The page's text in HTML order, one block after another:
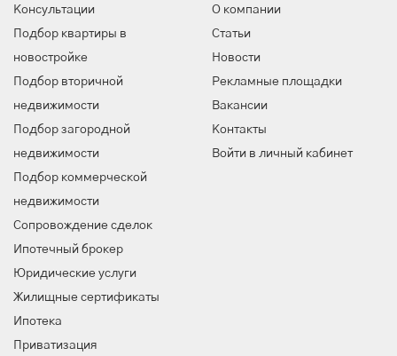
Консультации
Подбор квартиры в
новостройке
Подбор вторичной
недвижимости
Подбор загородной
недвижимости
Подбор коммерческой
недвижимости
Сопровождение сделок
Ипотечный брокер
Юридические услуги
Жилищные сертификаты
Ипотека
Приватизация
О компании
Статьи
Новости
Рекламные площадки
Вакансии
Контакты
Войти в личный кабинет